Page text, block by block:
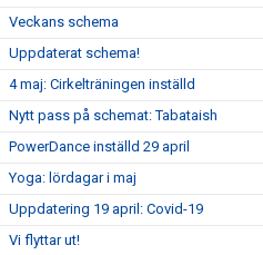
Veckans schema
Uppdaterat schema!
4 maj: Cirkelträningen inställd
Nytt pass på schemat: Tabataish
PowerDance inställd 29 april
Yoga: lördagar i maj
Uppdatering 19 april: Covid-19
Vi flyttar ut!